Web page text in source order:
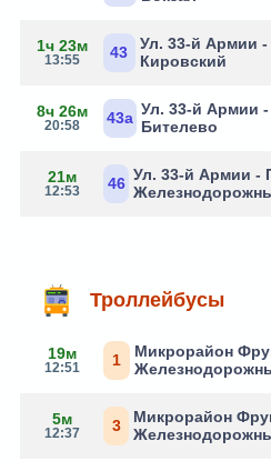
1ч 23м
13:55 43
Ул. 33-й Армии -
Кировский
8ч 26м
20:58 43а Ул. 33-й Армии
Бителево
21м
12:53 46 Ул. 33-й Армии -
Троллейбусы
19м
12:51 1
Микрорайон
5м
12:37 3
Микрорайон